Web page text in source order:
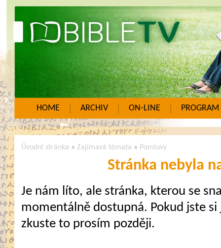
HOME ARCHIV ON-LINE PROGRAM
Úvodní stránka »Zajímavá témata » Pomluvy
Stránka nebyla
Je nám líto, ale stránka, kterou se
momentálně dostupná. Pokud jste
zkuste to prosím později.